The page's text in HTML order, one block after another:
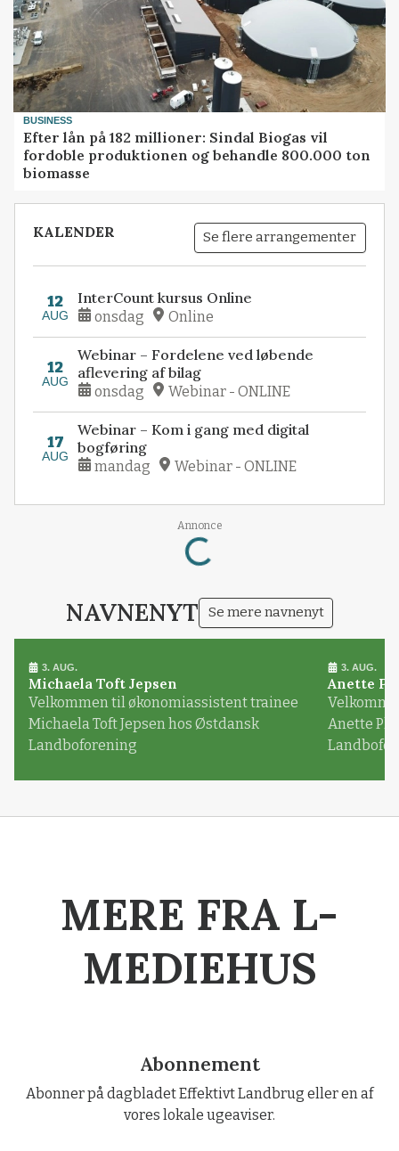
BUSINESS
Efter lån på 182 millioner: Sindal Biogas vil
fordoble produktionen og behandle 800.000 ton
biomasse
KALENDER Se flere arrangementer
12
AUG
InterCount kursus Online
onsdag Online
12
AUG
Webinar – Fordelene ved løbende
aflevering af bilag
onsdag Webinar - ONLINE
17
AUG
Webinar – Kom i gang med digital
bogføring
mandag Webinar - ONLINE
Annonce
Loading...
NAVNENYT Se mere navnenyt
3. AUG.
Michaela Toft Jepsen
Velkommen til økonomiassistent trainee
Michaela Toft Jepsen hos Østdansk
Landboforening
3. AUG.
Anette
Anette
MERE FRA L-
MEDIEHUS
Abonnement
Abonner på dagbladet Effektivt Landbrug eller en af
vores lokale ugeaviser.